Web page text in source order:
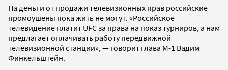
На деньги от продажи телевизионных прав российские
промоушены пока жить не могут. «Российское
телевидение платит UFC за права на показ турниров, а нам
предлагает оплачивать работу передвижной
телевизионной станции», — говорит глава М-1 Вадим
Финкельштейн.